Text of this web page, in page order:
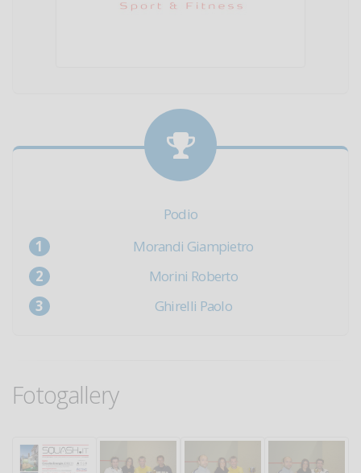
Podio
Morandi Giampietro
Morini Roberto
Ghirelli Paolo
Fotogallery